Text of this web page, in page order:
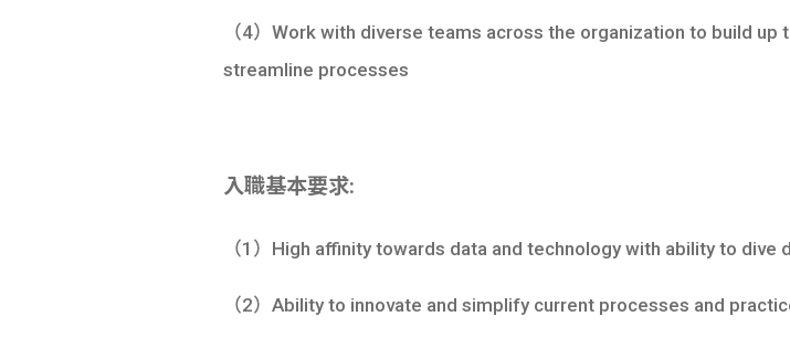
（4）Work with diverse teams across the organization to build
streamline processes
入職基本要求:
（1）High affinity towards data and technology with ability to
（2）Ability to innovate and simplify current processes and